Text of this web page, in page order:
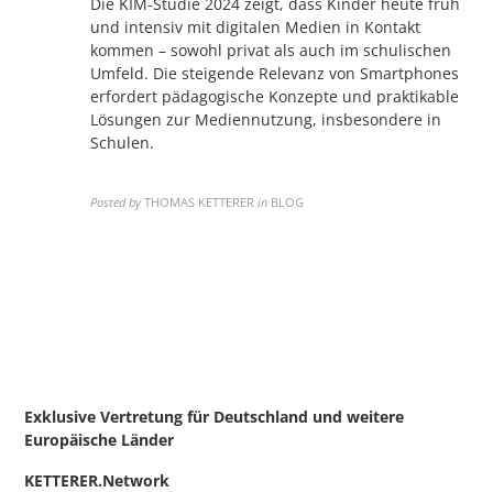
und intensiv mit digitalen Medien in Kontakt
kommen – sowohl privat als auch im schulischen
Umfeld. Die steigende Relevanz von Smartphones
erfordert pädagogische Konzepte und praktikable
Lösungen zur Mediennutzung, insbesondere in
Schulen.
Posted by THOMAS KETTERER in BLOG
Exklusive Vertretung für Deutschland und weitere
Europäische Länder
KETTERER.Network